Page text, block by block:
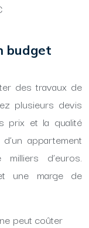
budget
des travaux de
plusieurs devis
prix et la qualité
appartement
d’euros.
une marge de
peut coûter